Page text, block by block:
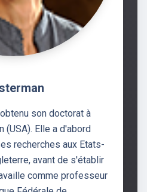
son doctorat à
(USA). Elle a d'abord
recherches aux Etats-
avant de s'établir
comme professeur